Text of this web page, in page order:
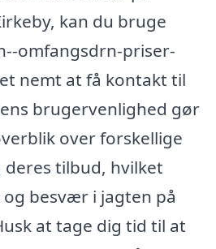
kan du bruge
omfangsdrn-priser-
nemt at få kontakt til
brugervenlighed gør
over forskellige
tilbud, hvilket
besvær i jagten på
at tage dig tid til at